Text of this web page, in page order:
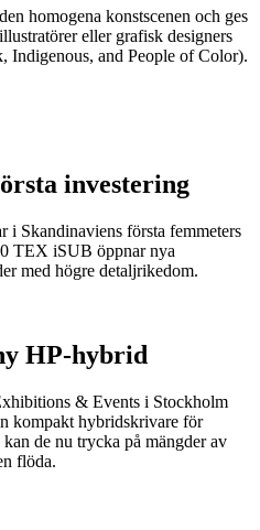
homogena konstscenen och ges
eller grafisk designers
and People of Color).
investering
i Skandinaviens första femmeters
TEX iSUB öppnar nya
med högre detaljrikedom.
HP-hybrid
& Events i Stockholm
kompakt hybridskrivare för
de nu trycka på mängder av
flöda.